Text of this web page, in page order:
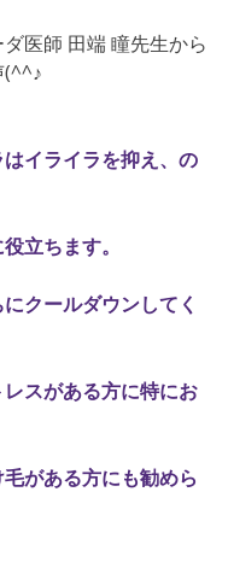
医師 田端 瞳先生から
(^^♪
はイライラを抑え、の
立ちます。
クールダウンしてく
スがある方に特にお
がある方にも勧めら